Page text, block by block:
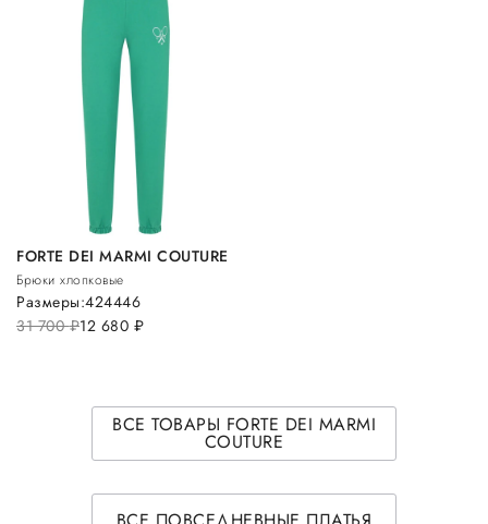
FORTE DEI MARMI COUTURE
Брюки хлопковые
31 700руб.12 680 руб.
Размеры:424446
ВСЕ ТОВАРЫ FORTE DEI MARMI
COUTURE